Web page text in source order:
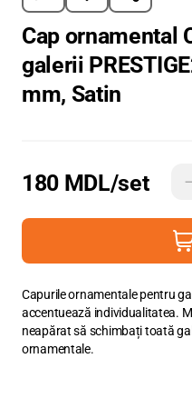
Cap ornamental
galerii
mm, Satin
180 MDL/set −
Capurile ornamentale pentru
accentuează individualitatea.
neapărat să schimbați toată
ornamentale.